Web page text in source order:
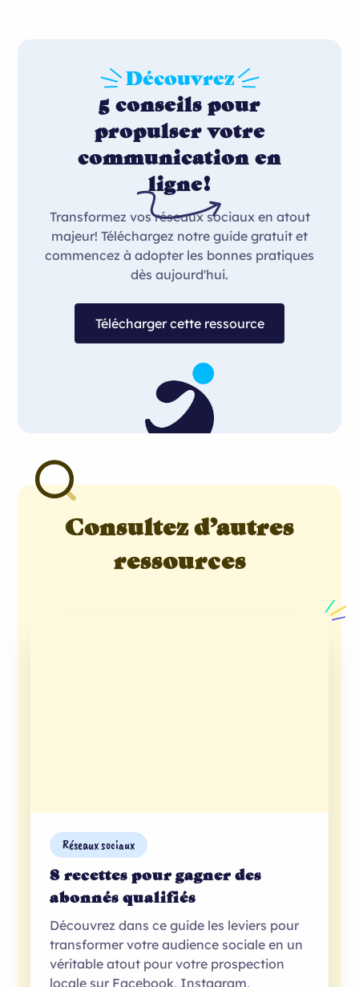
Découvrez
5 conseils pour
propulser votre
communication en
ligne!
Transformez vos réseaux sociaux en atout
majeur! Téléchargez notre guide gratuit et
commencez à adopter les bonnes pratiques
dès aujourd'hui.
Télécharger cette ressource
Consultez d’autres
ressources
Réseaux sociaux
8 recettes pour gagner des
abonnés qualifiés
Découvrez dans ce guide les leviers pour
transformer votre audience sociale en un
véritable atout pour votre prospection
locale sur Facebook, Instagram,